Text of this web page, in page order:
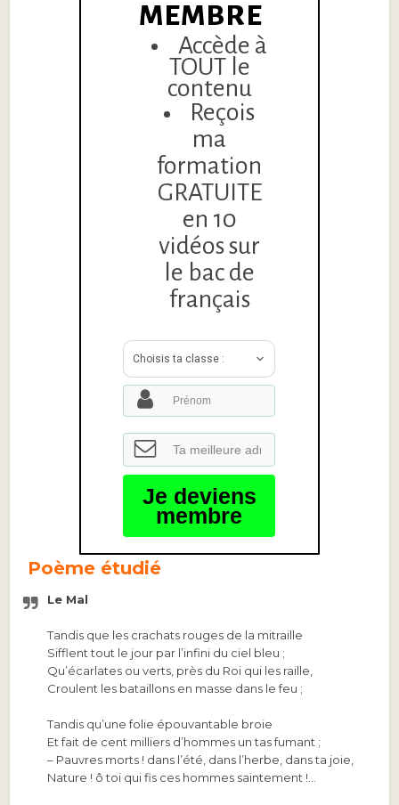
MEMBRE
Accède à
TOUT le
contenu
Reçois
ma
formation
GRATUITE
en 10
vidéos sur
le bac de
français
Choisis ta classe :
Je deviens
membre
Poème étudié
Le Mal
Tandis que les crachats rouges de la mitraille
Sifflent tout le jour par l’infini du ciel bleu ;
Qu’écarlates ou verts, près du Roi qui les raille,
Croulent les bataillons en masse dans le feu ;
Tandis qu’une folie épouvantable broie
Et fait de cent milliers d’hommes un tas fumant ;
– Pauvres morts ! dans l’été, dans l’herbe, dans ta joie,
Nature ! ô toi qui fis ces hommes saintement !…